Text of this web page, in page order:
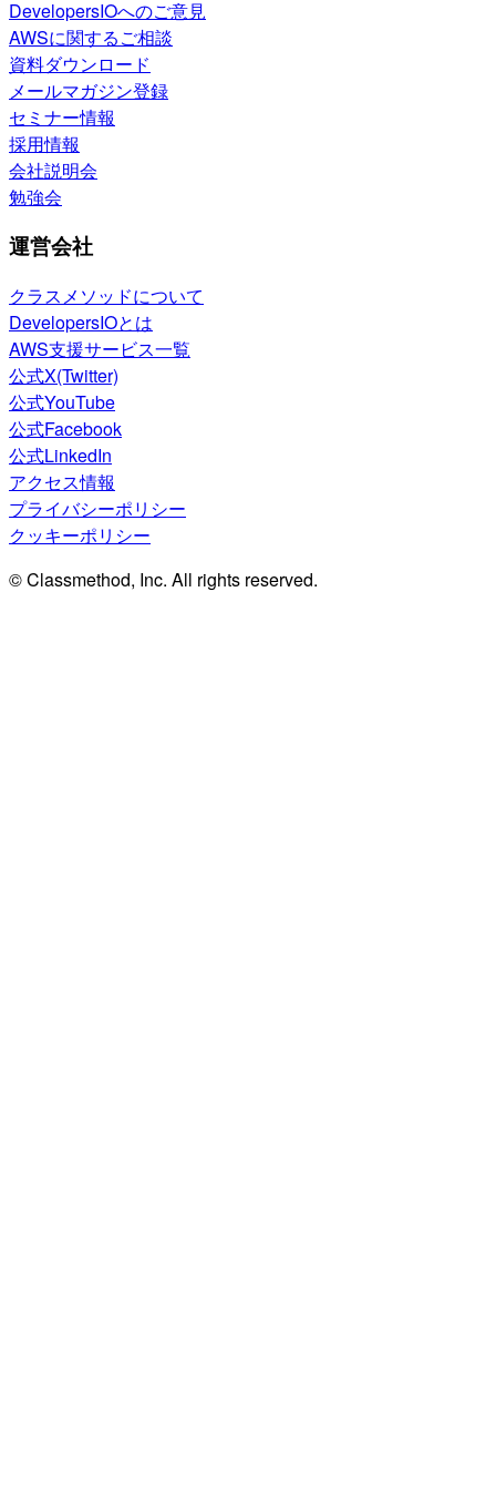
DevelopersIOへのご意見
AWSに関するご相談
資料ダウンロード
メールマガジン登録
セミナー情報
採用情報
会社説明会
勉強会
運営会社
クラスメソッドについて
DevelopersIOとは
AWS支援サービス一覧
公式X(Twitter)
公式YouTube
公式Facebook
公式LinkedIn
アクセス情報
プライバシーポリシー
クッキーポリシー
© Classmethod, Inc. All rights reserved.